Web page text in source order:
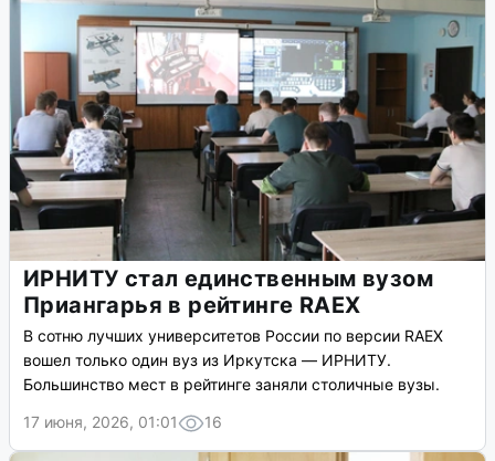
ИРНИТУ стал единственным вузом
Приангарья в рейтинге RAEX
В сотню лучших университетов России по версии RAEX
вошел только один вуз из Иркутска — ИРНИТУ.
Большинство мест в рейтинге заняли столичные вузы.
17 июня, 2026, 01:01
16